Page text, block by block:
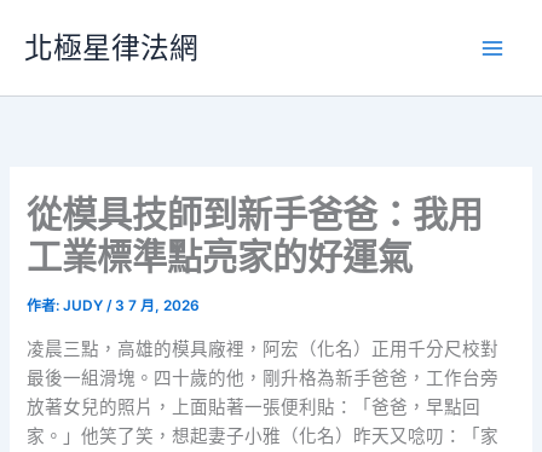
要
北極星律法網
從模具技師到新手爸爸：我用
工業標準點亮家的好運氣
作者:JUDY/3 7 月, 2026
凌晨三點，高雄的模具廠裡，阿宏（化名）正用千分尺校對
最後一組滑塊。四十歲的他，剛升格為新手爸爸，工作台旁
放著女兒的照片，上面貼著一張便利貼：「爸爸，早點回
家。」他笑了笑，想起妻子小雅（化名）昨天又唸叨：「家